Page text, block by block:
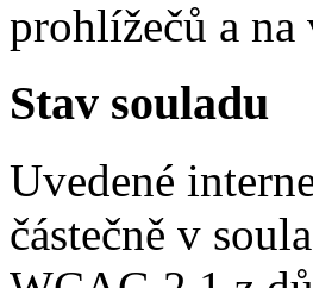
prohlížečů a na
Stav souladu
Uvedené
částečně v